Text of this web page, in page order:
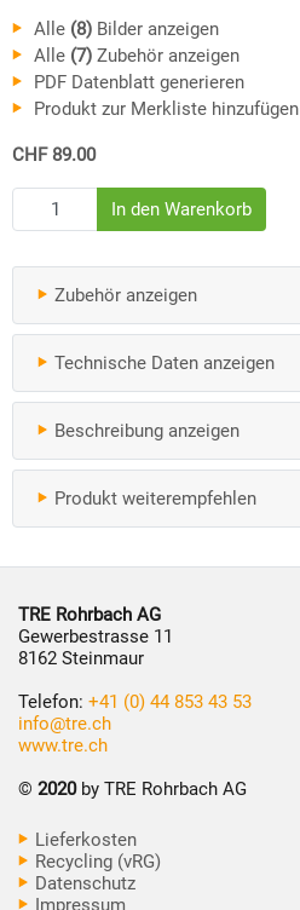
Alle (8) Bilder anzeigen
Alle (7) Zubehör anzeigen
PDF Datenblatt generieren
Produkt zur Merkliste hinzufügen
CHF 89.00
Zubehör anzeigen
Technische Daten anzeigen
Beschreibung anzeigen
Produkt weiterempfehlen
TRE Rohrbach AG
Gewerbestrasse 11
8162 Steinmaur
Telefon: +41 (0) 44 853 43 53
info@tre.ch
www.tre.ch
© 2020by TRE Rohrbach AG
Lieferkosten
Recycling (vRG)
Datenschutz
Impressum